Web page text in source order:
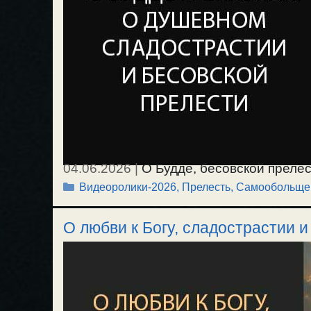
04.06.2026|О Будде, бесовской
Индии, которая раздавала всем
приятности и бесовской прелести. /
Рубрики
Видеоролики-2026, Прелесть,
О любви к Богу, сладострастии